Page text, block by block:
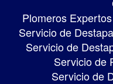
Plomeros
Servicio de
Servicio de
Servicio de
Servicio de